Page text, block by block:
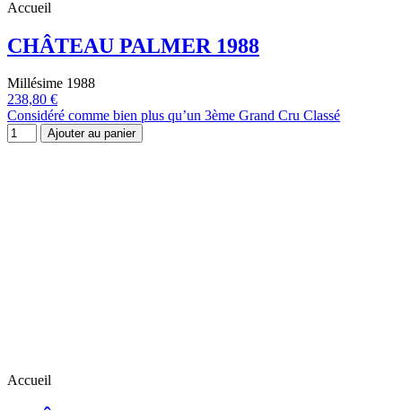
Accueil
CHÂTEAU PALMER 1988
Millésime 1988
238,80 €
Considéré comme bien plus qu’un 3ème Grand Cru Classé
Ajouter au panier
Accueil